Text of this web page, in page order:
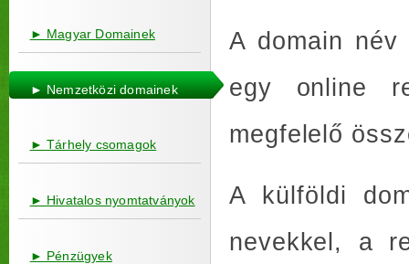
► Magyar Domainek
► Nemzetközi domainek
► Tárhely csomagok
► Hivatalos nyomtatványok
► Pénzügyek
A domain
egy online
megfelelő
A külföldi
nevekkel, a